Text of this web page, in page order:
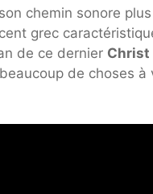
chemin sonore
grec
de ce dernier Christ
de choses à